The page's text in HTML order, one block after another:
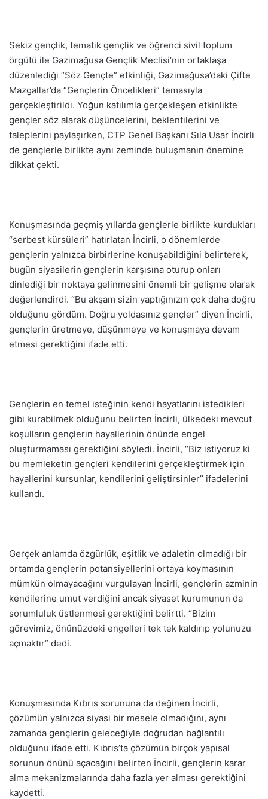
Sekiz gençlik, tematik gençlik ve öğrenci sivil toplum
örgütü ile Gazimağusa Gençlik Meclisi’nin ortaklaşa
düzenlediği “Söz Gençte” etkinliği, Gazimağusa’daki Çifte
Mazgallar’da “Gençlerin Öncelikleri” temasıyla
gerçekleştirildi. Yoğun katılımla gerçekleşen etkinlikte
gençler söz alarak düşüncelerini, beklentilerini ve
taleplerini paylaşırken, CTP Genel Başkanı Sıla Usar İncirli
de gençlerle birlikte aynı zeminde buluşmanın önemine
dikkat çekti.
Konuşmasında geçmiş yıllarda gençlerle birlikte kurdukları
“serbest kürsüleri” hatırlatan İncirli, o dönemlerde
gençlerin yalnızca birbirlerine konuşabildiğini belirterek,
bugün siyasilerin gençlerin karşısına oturup onları
dinlediği bir noktaya gelinmesini önemli bir gelişme olarak
değerlendirdi. “Bu akşam sizin yaptığınızın çok daha doğru
olduğunu gördüm. Doğru yoldasınız gençler” diyen İncirli,
gençlerin üretmeye, düşünmeye ve konuşmaya devam
etmesi gerektiğini ifade etti.
Gençlerin en temel isteğinin kendi hayatlarını istedikleri
gibi kurabilmek olduğunu belirten İncirli, ülkedeki mevcut
koşulların gençlerin hayallerinin önünde engel
oluşturmaması gerektiğini söyledi. İncirli, “Biz istiyoruz ki
bu memleketin gençleri kendilerini gerçekleştirmek için
hayallerini kursunlar, kendilerini geliştirsinler” ifadelerini
kullandı.
Gerçek anlamda özgürlük, eşitlik ve adaletin olmadığı bir
ortamda gençlerin potansiyellerini ortaya koymasının
mümkün olmayacağını vurgulayan İncirli, gençlerin azminin
kendilerine umut verdiğini ancak siyaset kurumunun da
sorumluluk üstlenmesi gerektiğini belirtti. “Bizim
görevimiz, önünüzdeki engelleri tek tek kaldırıp yolunuzu
açmaktır” dedi.
Konuşmasında Kıbrıs sorununa da değinen İncirli,
çözümün yalnızca siyasi bir mesele olmadığını, aynı
zamanda gençlerin geleceğiyle doğrudan bağlantılı
olduğunu ifade etti. Kıbrıs’ta çözümün birçok yapısal
sorunun önünü açacağını belirten İncirli, gençlerin karar
alma mekanizmalarında daha fazla yer alması gerektiğini
kaydetti.